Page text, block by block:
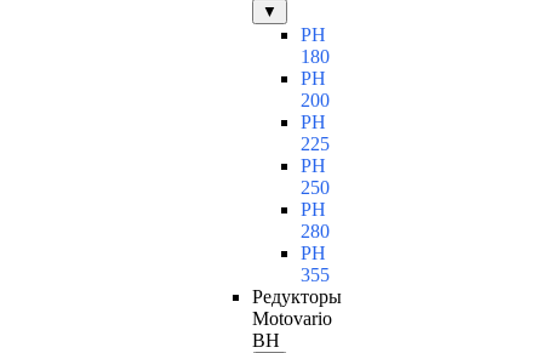
▼
PH
180
PH
200
PH
225
PH
250
PH
280
PH
355
Редукторы
Motovario
BH